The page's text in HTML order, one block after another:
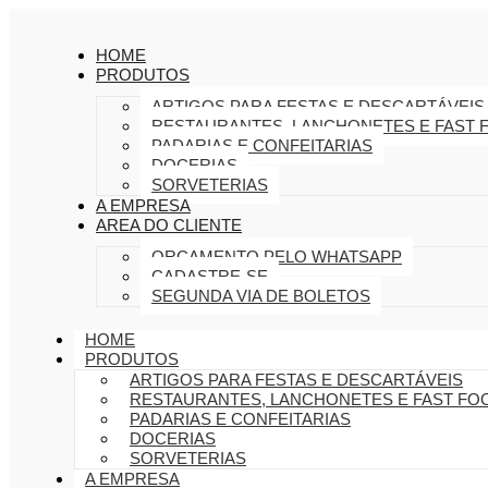
HOME
PRODUTOS
ARTIGOS PARA FESTAS E DESCARTÁVEIS
RESTAURANTES, LANCHONETES E FAST
PADARIAS E CONFEITARIAS
DOCERIAS
SORVETERIAS
A EMPRESA
AREA DO CLIENTE
ORÇAMENTO PELO WHATSAPP
CADASTRE-SE
SEGUNDA VIA DE BOLETOS
HOME
PRODUTOS
ARTIGOS PARA FESTAS E DESCARTÁVEIS
RESTAURANTES, LANCHONETES E FAST
PADARIAS E CONFEITARIAS
DOCERIAS
SORVETERIAS
A EMPRESA